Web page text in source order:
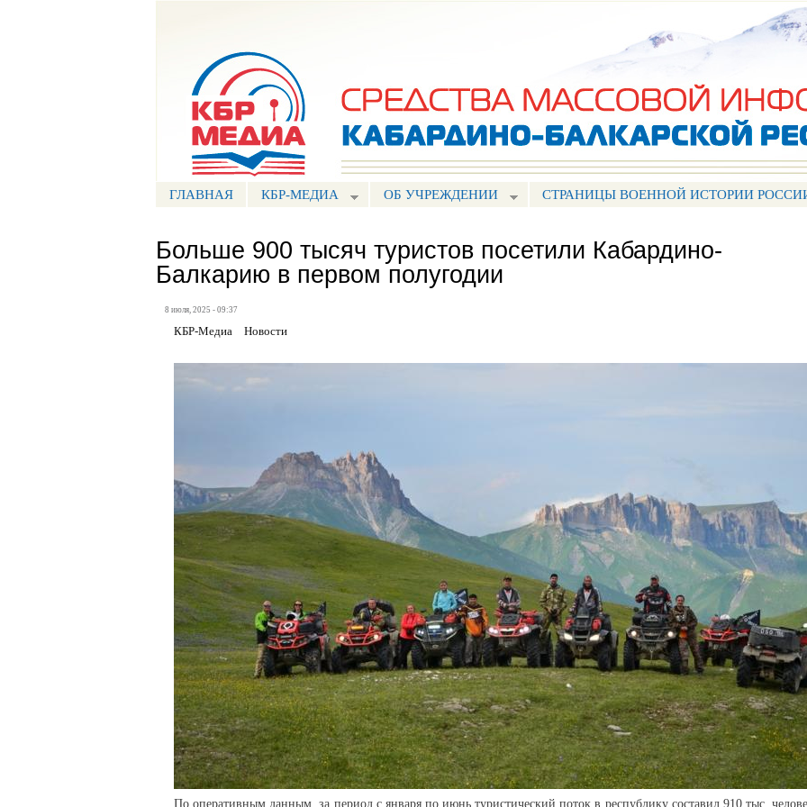
ГЛАВНАЯ КБР-МЕДИА ОБ УЧРЕЖДЕНИИ СТРАНИЦЫ ВОЕННОЙ ИСТОРИИ
Больше 900 тысяч туристов посетили Кабардино-
Балкарию в первом полугодии
8 июля, 2025 - 09:37
КБР-Медиа Новости
По оперативным данным, за период с января по июнь туристический поток в республику составил 910 тыс.